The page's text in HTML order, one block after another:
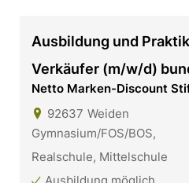
Ausbildung und
Verkäufer (m/w/d)
Netto Marken-Discount
92637 Weiden
Gymnasium/FOS/BOS,
Realschule, Mittelschule